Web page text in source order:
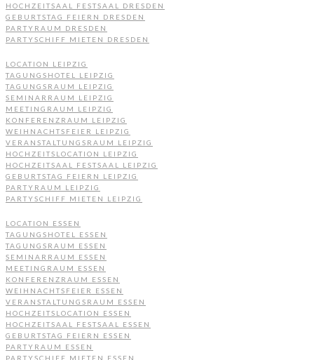
HOCHZEITSAAL FESTSAAL DRESDEN
GEBURTSTAG FEIERN DRESDEN
PARTYRAUM DRESDEN
PARTYSCHIFF MIETEN DRESDEN
LOCATION LEIPZIG
TAGUNGSHOTEL LEIPZIG
TAGUNGSRAUM LEIPZIG
SEMINARRAUM LEIPZIG
MEETINGRAUM LEIPZIG
KONFERENZRAUM LEIPZIG
WEIHNACHTSFEIER LEIPZIG
VERANSTALTUNGSRAUM LEIPZIG
HOCHZEITSLOCATION LEIPZIG
HOCHZEITSAAL FESTSAAL LEIPZIG
GEBURTSTAG FEIERN LEIPZIG
PARTYRAUM LEIPZIG
PARTYSCHIFF MIETEN LEIPZIG
LOCATION ESSEN
TAGUNGSHOTEL ESSEN
TAGUNGSRAUM ESSEN
SEMINARRAUM ESSEN
MEETINGRAUM ESSEN
KONFERENZRAUM ESSEN
WEIHNACHTSFEIER ESSEN
VERANSTALTUNGSRAUM ESSEN
HOCHZEITSLOCATION ESSEN
HOCHZEITSAAL FESTSAAL ESSEN
GEBURTSTAG FEIERN ESSEN
PARTYRAUM ESSEN
PARTYSCHIFF MIETEN ESSEN